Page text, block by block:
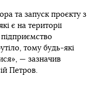
та запуск проєкту з
є на території
тому будь-які
— зазначив
Петров.